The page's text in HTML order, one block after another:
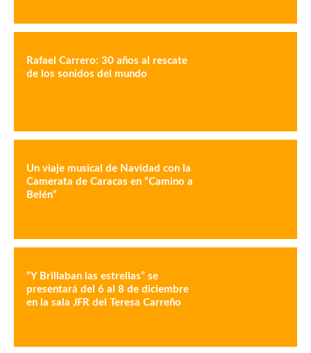
Rafael Carrero: 30 años al rescate
de los sonidos del mundo
Un viaje musical de Navidad con la
Camerata de Caracas en “Camino a
Belén”
“Y Brillaban las estrellas” se
presentará del 6 al 8 de diciembre
en la sala JFR del Teresa Carreño